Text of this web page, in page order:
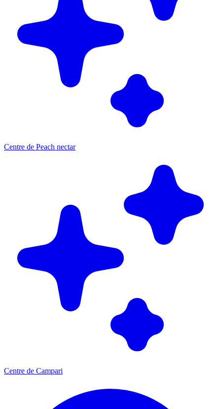
Centre de Peach nectar
Centre de Campari